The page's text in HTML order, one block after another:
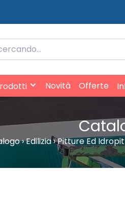
expand_more Novità Offerte
›Edilizia›Pitture Ed